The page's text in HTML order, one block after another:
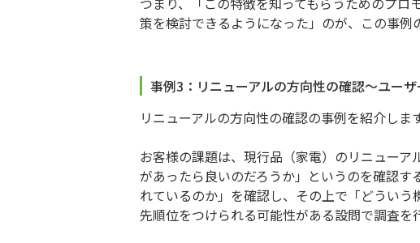
策を検討できるようになった」のが、この事例
事例3：リニューアルの方向性の確認～ユー
リニューアルの方向性の確認の事例を紹介します
お客様の課題は、現行品（家電）のリニュー
があったら良いのだろうか」というのを確認
れているのか」を確認し、その上で「どうい
先順位をつけられる可能性がある設問で調査を